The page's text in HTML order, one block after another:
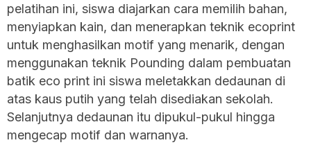
pelatihan ini, siswa diajarkan cara memilih bahan,
menyiapkan kain, dan menerapkan teknik ecoprint
untuk menghasilkan motif yang menarik, dengan
menggunakan teknik Pounding dalam pembuatan
batik eco print ini siswa meletakkan dedaunan di
atas kaus putih yang telah disediakan sekolah.
Selanjutnya dedaunan itu dipukul-pukul hingga
mengecap motif dan warnanya.